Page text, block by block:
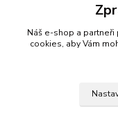
Náš e-shop a partneři
cookies, aby Vám